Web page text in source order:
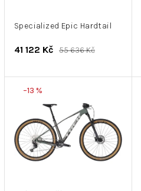
ů
d
u
k
Specialized Epic Hardtail
41 122 Kč 55 636 Kč
–13 %